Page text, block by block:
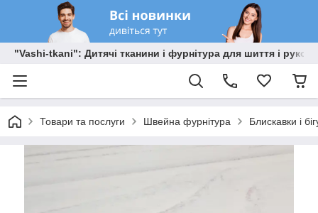
"Vashi-tkani": Дитячі тканини і фурнітура для шиття і
Товари та послуги Швейна фурнітура Блискавки і